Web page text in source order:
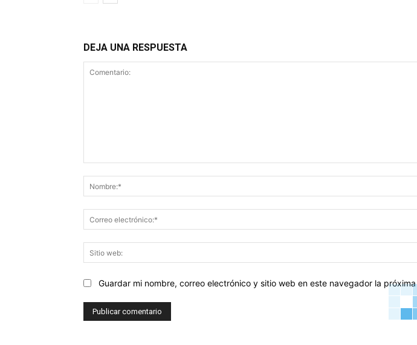
DEJA UNA RESPUESTA
Guardar mi nombre, correo electrónico y sitio web en este navegador la